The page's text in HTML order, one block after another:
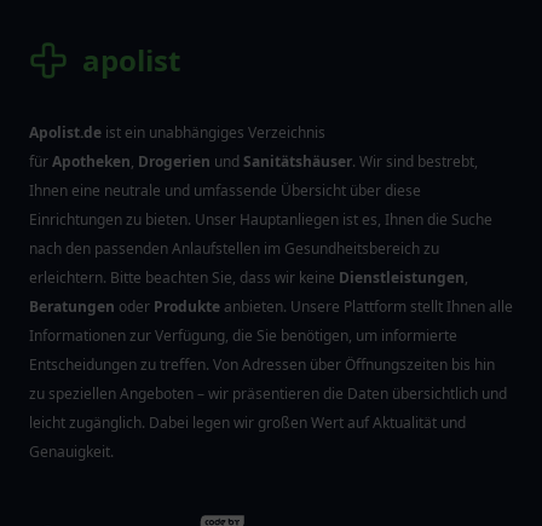
apolist
Apolist.de ist ein unabhängiges Verzeichnis
fürApotheken, Drogerien und Sanitätshäuser. Wir sind bestrebt,
Ihnen eine neutrale und umfassende Übersicht über diese
Einrichtungen zu bieten. Unser Hauptanliegen ist es, Ihnen die Suche
nach den passenden Anlaufstellen im Gesundheitsbereich zu
erleichtern. Bitte beachten Sie, dass wir keine Dienstleistungen,
Beratungen oder Produkte anbieten. Unsere Plattform stellt Ihnen alle
Informationen zur Verfügung, die Sie benötigen, um informierte
Entscheidungen zu treffen. Von Adressen über Öffnungszeiten bis hin
zu speziellen Angeboten – wir präsentieren die Daten übersichtlich und
leicht zugänglich. Dabei legen wir großen Wert auf Aktualität und
Genauigkeit.